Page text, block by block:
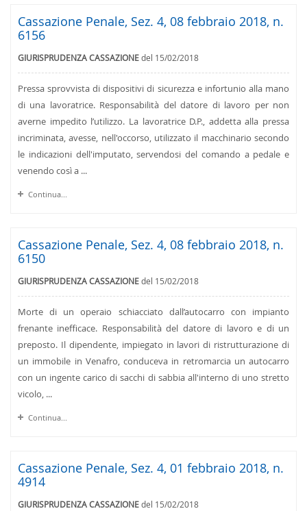
Cassazione Penale, Sez. 4, 08 febbraio 2018, n.
6156
GIURISPRUDENZA CASSAZIONEdel 15/02/2018
Pressa sprovvista di dispositivi di sicurezza e infortunio alla mano
di una lavoratrice. Responsabilità del datore di lavoro per non
averne impedito l’utilizzo. La lavoratrice D.P., addetta alla pressa
incriminata, avesse, nell'occorso, utilizzato il macchinario secondo
le indicazioni dell'imputato, servendosi del comando a pedale e
venendo così a ...
Continua...
Cassazione Penale, Sez. 4, 08 febbraio 2018, n.
6150
GIURISPRUDENZA CASSAZIONEdel 15/02/2018
Morte di un operaio schiacciato dall’autocarro con impianto
frenante inefficace. Responsabilità del datore di lavoro e di un
preposto. Il dipendente, impiegato in lavori di ristrutturazione di
un immobile in Venafro, conduceva in retromarcia un autocarro
con un ingente carico di sacchi di sabbia all'interno di uno stretto
vicolo, ...
Continua...
Cassazione Penale, Sez. 4, 01 febbraio 2018, n.
4914
GIURISPRUDENZA CASSAZIONEdel 15/02/2018